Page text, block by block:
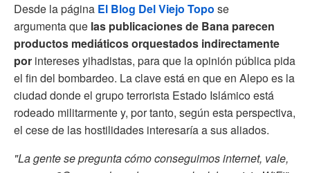
Desde la página El Blog Del Viejo Topo se
argumenta que las publicaciones de Bana parecen
productos mediáticos orquestados indirectamente
por intereses yihadistas, para que la opinión pública pida
el fin del bombardeo. La clave está en que en Alepo es la
ciudad donde el grupo terrorista Estado Islámico está
rodeado militarmente y, por tanto, según esta perspectiva,
el cese de las hostilidades interesaría a sus aliados.
"La gente se pregunta cómo conseguimos internet, vale,